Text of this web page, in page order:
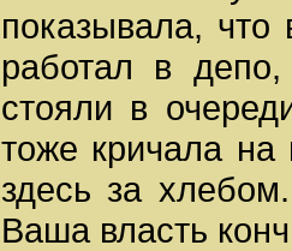
показывала,
работал в
стояли в
тоже кричала
здесь за
Ваша власть